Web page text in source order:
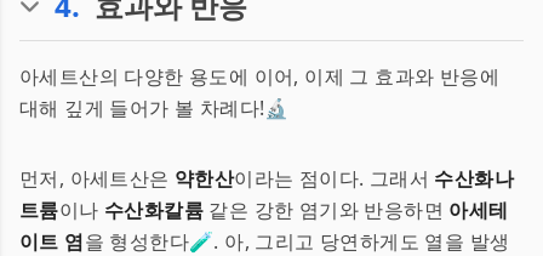
아세트산의 다양한 용도에 이어, 이제 그 효과와 반응에
대해 깊게 들어가 볼 차례다!🔬
먼저, 아세트산은 약한산이라는 점이다. 그래서 수산화나
트륨이나 수산화칼륨 같은 강한 염기와 반응하면 아세테
이트 염을 형성한다🧪. 아, 그리고 당연하게도 열을 발생